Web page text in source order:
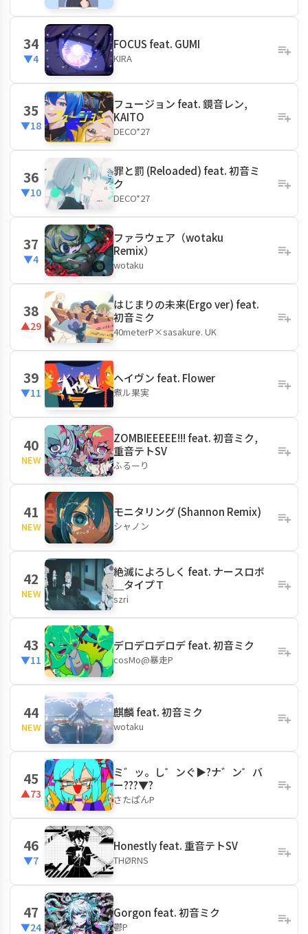
34
▼4
FOCUS feat. GUMI
KIRA
35
▼18
フュージョン feat. 鏡音レン,
KAITO
DECO*27
36
▼10
罪と罰 (Reloaded) feat. 初音ミ
ク
DECO*27
37
▼4
ファラウェア（wotaku
Remix）
wotaku
38
▲29
はじまりの未来(Ergo ver) feat.
初音ミク
40meterP×sasakure. UK
39
▼11
ヘイヴン feat. Flower
煮ル果実
40
NEW
ZOMBIEEEEE!!! feat. 初音ミク,
重音テトSV
ふるーり
41
NEW
モニタリング (Shannon Remix)
シャノン
42
NEW
絶滅によろしく feat. ナースロボ
＿タイプＴ
szri
43
▼11
デロデロデロデ feat. 初音ミク
cosMo@暴走P
44
NEW
麒麟 feat. 初音ミク
wotaku
45
▲73
ミ゛ッ。し゜ンぐ▶?ナ゛ン゜バ
ー???▼?
さたぱんP
46
▼7
Honestly feat. 重音テトSV
THØRNS
47
▼24
Gorgon feat. 初音ミク
鬱P